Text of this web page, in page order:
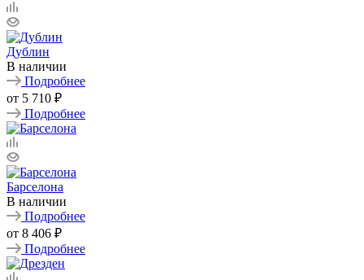
Дублин
В наличии
Подробнее
от 5 710 ₽
Подробнее
Барселона
В наличии
Подробнее
от 8 406 ₽
Подробнее